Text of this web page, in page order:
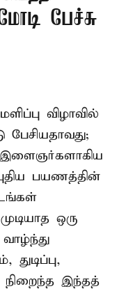
பேச்சு
விழாவில்
இளைஞர்களாகிய
பயணத்தின்
ஒரு
இந்தத்